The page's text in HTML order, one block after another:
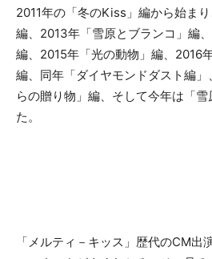
2011年の「冬のKiss」編から始まり
編、2013年「雪原とブランコ」編
編、2015年「光の動物」編、2016
編、同年「ダイヤモンドダスト編
らの贈り物」編、そして今年は「
た。
「メルティ－キッス」歴代のCM出